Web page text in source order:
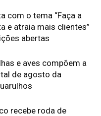
com o tema “Faça a
e atraia mais clientes”
abertas
e aves compõem a
de agosto da
recebe roda de